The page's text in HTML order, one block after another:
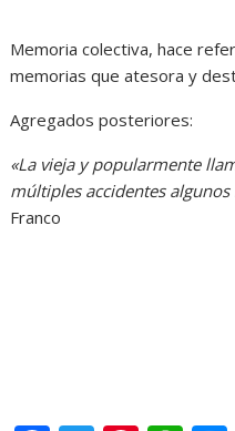
Memoria colectiva, hace
memorias que atesora y
Agregados posteriores:
«La vieja y popularmente
múltiples accidentes
Franco